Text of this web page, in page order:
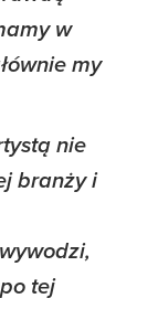
w
my
nie
branży i
tej